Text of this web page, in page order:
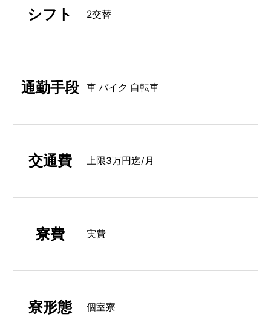
シフト 2交替
通勤手段 車 バイク 自転車
交通費 上限3万円迄/月
寮費 実費
寮形態 個室寮